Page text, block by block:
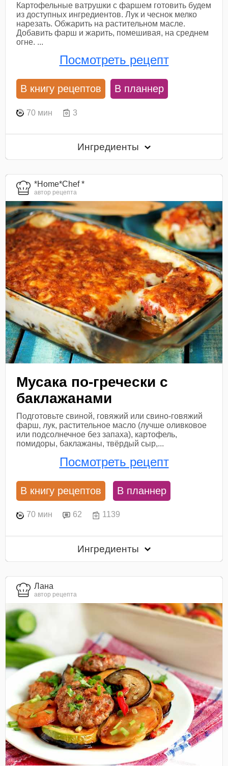
Картофельные ватрушки с фаршем готовить будем
из доступных ингредиентов. Лук и чеснок мелко
нарезать. Обжарить на растительном масле.
Добавить фарш и жарить, помешивая, на среднем
огне. ...
Посмотреть рецепт
В книгу рецептов В планнер
70 мин 3
Ингредиенты
*Home*Chef *
автор рецепта
Мусака по-гречески с
баклажанами
Подготовьте свиной, говяжий или свино-говяжий
фарш, лук, растительное масло (лучше оливковое
или подсолнечное без запаха), картофель,
помидоры, баклажаны, твёрдый сыр,...
Посмотреть рецепт
В книгу рецептов В планнер
70 мин 62 1139
Ингредиенты
Лана
автор рецепта